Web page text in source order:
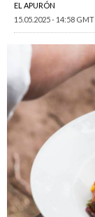
EL APURÓN
15.05.2025 - 14:58 GMT